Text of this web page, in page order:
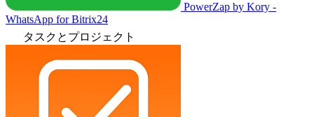
PowerZap by Kory -
WhatsApp for Bitrix24
タスクとプロジェクト